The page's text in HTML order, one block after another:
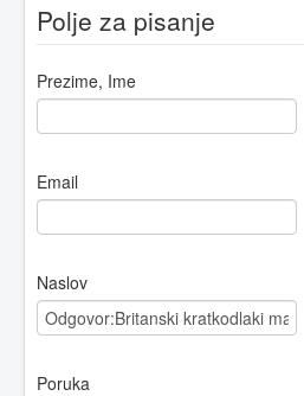
Polje za pisanje
Prezime, Ime
Email
Naslov
Poruka